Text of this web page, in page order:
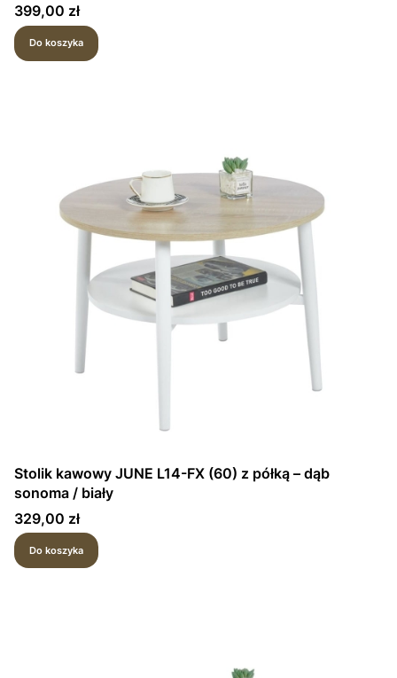
Cena
399,00 zł
Do koszyka
Stolik kawowy JUNE L14-FX (60) z półką – dąb
sonoma / biały
Cena
329,00 zł
Do koszyka